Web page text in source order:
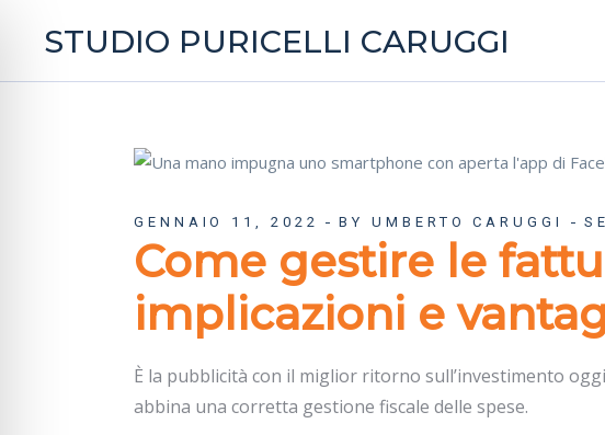
STUDIO PURICELLI CARUGGI
GENNAIO 11, 2022 BY UMBERTO CARUGGI
Come gestire le
implicazioni e
È la pubblicità con il miglior ritorno sull’investimento
abbina una corretta gestione fiscale delle spese.